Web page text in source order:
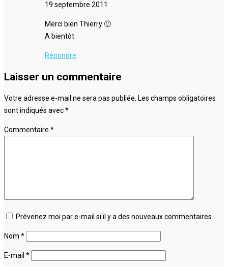
19 septembre 2011
Merci bien Thierry 🙂
A bientôt
Répondre
Laisser un commentaire
Votre adresse e-mail ne sera pas publiée. Les champs obligatoires
sont indiqués avec*
Commentaire *
Prévenez moi par e-mail si il y a des nouveaux commentaires.
Nom *
E-mail *